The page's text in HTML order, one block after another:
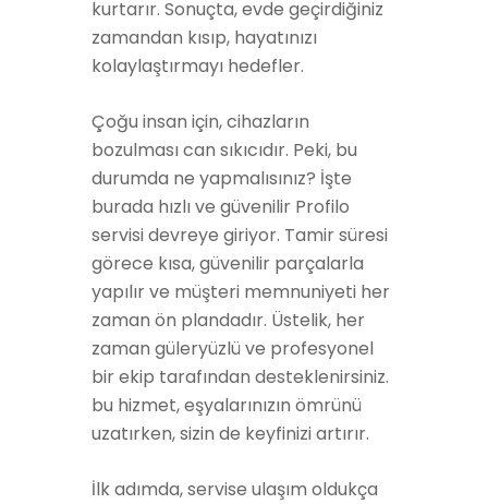
kurtarır. Sonuçta, evde geçirdiğiniz
zamandan kısıp, hayatınızı
kolaylaştırmayı hedefler.
Çoğu insan için, cihazların
bozulması can sıkıcıdır. Peki, bu
durumda ne yapmalısınız? İşte
burada hızlı ve güvenilir Profilo
servisi devreye giriyor. Tamir süresi
görece kısa, güvenilir parçalarla
yapılır ve müşteri memnuniyeti her
zaman ön plandadır. Üstelik, her
zaman güleryüzlü ve profesyonel
bir ekip tarafından desteklenirsiniz.
bu hizmet, eşyalarınızın ömrünü
uzatırken, sizin de keyfinizi artırır.
İlk adımda, servise ulaşım oldukça